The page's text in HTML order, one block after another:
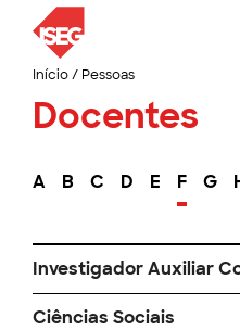
Início/ Pessoas
Docentes
A B C D E F G
Investigador Auxiliar
Ciências Sociais